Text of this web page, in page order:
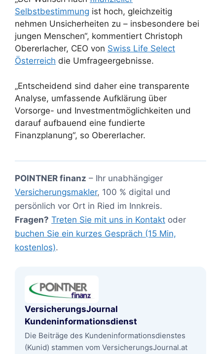
Selbstbestimmung ist hoch, gleichzeitig
nehmen Unsicherheiten zu – insbesondere bei
jungen Menschen“, kommentiert Christoph
Obererlacher, CEO von Swiss Life Select
Österreich die Umfrageergebnisse.
„Entscheidend sind daher eine transparente
Analyse, umfassende Aufklärung über
Vorsorge- und Investmentmöglichkeiten und
darauf aufbauend eine fundierte
Finanzplanung“, so Obererlacher.
POINTNER finanz – Ihr unabhängiger
Versicherungsmakler, 100 % digital und
persönlich vor Ort in Ried im Innkreis.
Fragen? Treten Sie mit uns in Kontakt oder
buchen Sie ein kurzes Gespräch (15 Min,
kostenlos).
VersicherungsJournal
Kundeninformationsdienst
Die Beiträge des Kundeninformationsdienstes
(Kunid) stammen vom VersicherungsJournal.at